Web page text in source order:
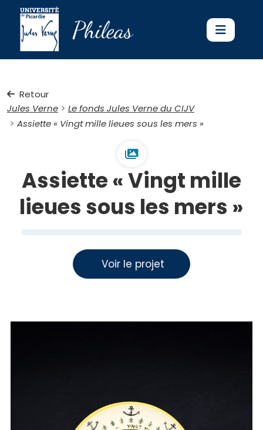
Phileas
Retour
Jules Verne
Le fonds Jules Verne du CIJV
Assiette « Vingt mille lieues sous les mers »
Assiette « Vingt mille
lieues sous les mers »
Voir le projet